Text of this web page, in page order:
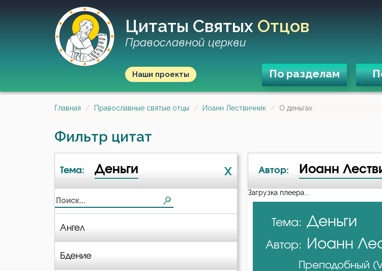
Цитаты Святых Отцов
Православной церкви
Наши проекты По разделам
Главная Православные святые отцы Иоанн Лествичник О деньгах
Фильтр цитат
Тема: Деньги X
Ангел
Бдение
Автор: Иоанн
А-я
Авва Исайя (Скитский)
Загрузка плеера...
Тема: Деньги
Автор: Иоанн
Преподобный